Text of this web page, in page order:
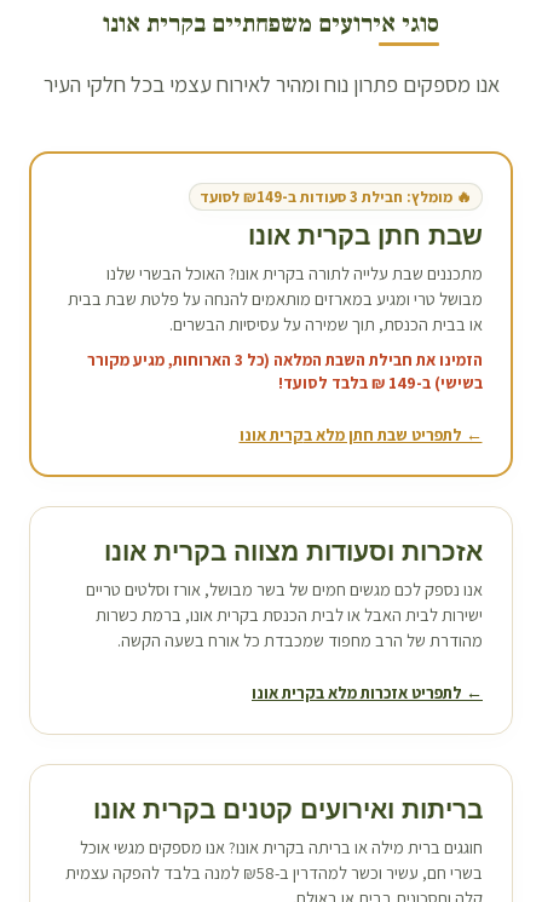
סוגי אירועים משפחתיים בקרית אונו
אנו מספקים פתרון נוח ומהיר לאירוח עצמי בכל חלקי העיר
🔥 מומלץ: חבילת 3 סעודות ב-₪149 לסועד
שבת חתן בקרית אונו
מתכננים שבת עלייה לתורה בקרית אונו? האוכל הבשרי שלנו
מבושל טרי ומגיע במארזים מותאמים להנחה על פלטת שבת בבית
או בבית הכנסת, תוך שמירה על עסיסיות הבשרים.
הזמינו את חבילת השבת המלאה (כל 3 הארוחות, מגיע מקורר
בשישי) ב-149 ₪ בלבד לסועד!
← לתפריט שבת חתן מלא בקרית אונו
אזכרות וסעודות מצווה בקרית אונו
אנו נספק לכם מגשים חמים של בשר מבושל, אורז וסלטים טריים
ישירות לבית האבל או לבית הכנסת בקרית אונו, ברמת כשרות
מהודרת של הרב מחפוד שמכבדת כל אורח בשעה הקשה.
← לתפריט אזכרות מלא בקרית אונו
בריתות ואירועים קטנים בקרית אונו
חוגגים ברית מילה או בריתה בקרית אונו? אנו מספקים מגשי אוכל
בשרי חם, עשיר וכשר למהדרין ב-₪58 למנה בלבד להפקה עצמית